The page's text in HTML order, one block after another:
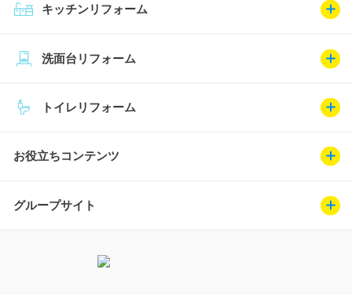
キッチンリフォーム
トイレリフォーム
洗面台リフォーム
お役立ちコンテンツ
グループサイト